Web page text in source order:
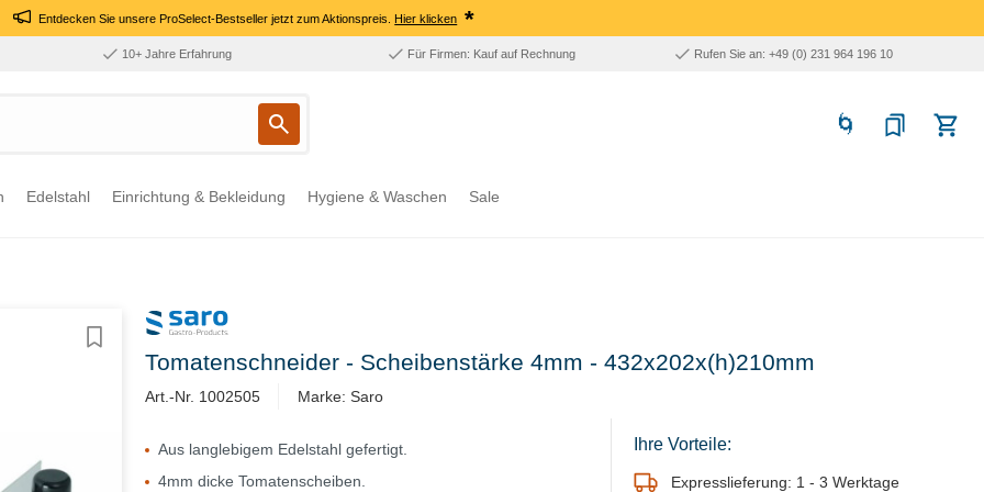
Entdecken Sie unsere ProSelect-Bestseller jetzt zum Aktionspreis.Hier klicken *
10+ Jahre Erfahrung Für Firmen: Kauf auf Rechnung Rufen Sie an: +49 (0) 231 964 196 10
Edelstahl Einrichtung & Bekleidung Hygiene & Waschen Sale
Tomatenschneider - Scheibenstärke 4mm - 432x202x(h)210mm
Art.-Nr. 1002505 Marke: Saro
Aus langlebigem Edelstahl gefertigt.
4mm dicke Tomatenscheiben.
Ihre Vorteile:
Expresslieferung: 1 - 3 Werktage